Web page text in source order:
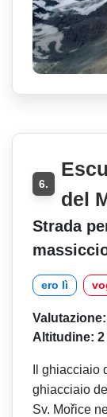
6.
del
Strada
ero lì
Valutazione:
Altitudine: 2
Il
ghiacciaio
Sv. Mořice